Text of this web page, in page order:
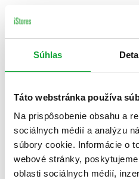
Súhlas
Táto webstránka používa
Na prispôsobenie obsahu a
sociálnych médií a analýzu
súbory cookie. Informácie o
webové stránky,
oblasti sociálnych médií,